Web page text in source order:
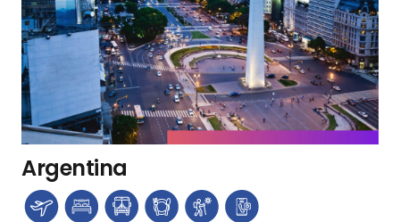
Argentina